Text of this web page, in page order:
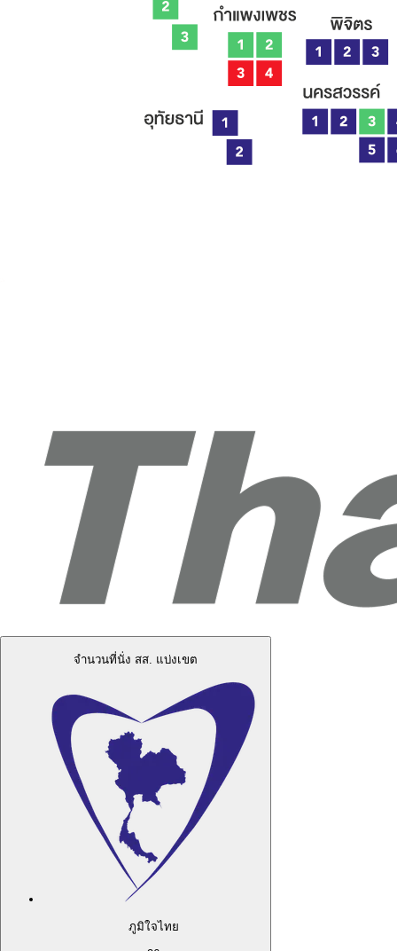
จำนวนที่นั่ง สส. แบ่งเขต
ภูมิใจไทย